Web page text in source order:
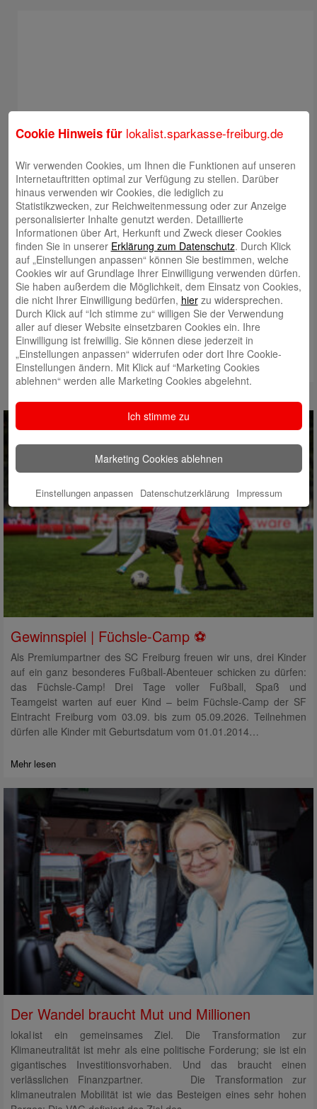
Gewinnspiel | Füchsle-Camp ⚽
Als Premiumpartner des SC Freiburg freuen wir uns, drei Kinder
auf ein ganz besonderes Fußball-Abenteuer schicken zu dürfen:
das Füchsle-Camp! Drei Tage voller Fußball, Spaß und
Teamgeist warten auf euer Kind – beim Füchsle-Camp der SF
Eintracht Freiburg vom 03.09. bis zum 05.09.2026. Teilnehmen
dürfen alle Kinder mit Geburtsdatum vom 01.01.2014…
Mehr lesen
Der Wandel braucht Mut und Millionen
lokal ist ein gemeinsames Ziel. Die Transformation zur
Klimaneutralität ist mehr als eine politische Forderung; sie ist ein
gigantisches Investitionsvorhaben. Und das braucht einen
verlässlichen Finanzpartner. Die Transformation zur
klimaneutralen Mobilität ist wie das Besteigen eines sehr hohen
Cookie Hinweis für lokalist.sparkasse-freiburg.de
Wir verwenden Cookies, um Ihnen die Funktionen auf unseren
Internetauftritten optimal zur Verfügung zu stellen. Darüber
hinaus verwenden wir Cookies, die lediglich zu
Statistikzwecken, zur Reichweitenmessung oder zur Anzeige
personalisierter Inhalte genutzt werden. Detaillierte
Informationen über Art, Herkunft und Zweck dieser Cookies
finden Sie in unserer Erklärung zum Datenschutz. Durch Klick
auf „Einstellungen anpassen“ können Sie bestimmen, welche
Cookies wir auf Grundlage Ihrer Einwilligung verwenden dürfen.
Sie haben außerdem die Möglichkeit, dem Einsatz von Cookies,
die nicht Ihrer Einwilligung bedürfen, hierzu widersprechen.
Durch Klick auf “Ich stimme zu“ willigen Sie der Verwendung
aller auf dieser Website einsetzbaren Cookies ein. Ihre
Einwilligung ist freiwillig. Sie können diese jederzeit in
„Einstellungen anpassen“ widerrufen oder dort Ihre Cookie-
Einstellungen ändern. Mit Klick auf “Marketing Cookies
ablehnen“ werden alle Marketing Cookies abgelehnt.
Ich stimme zu
Marketing Cookies ablehnen
Einstellungen anpassen Datenschutzerklärung Impressum